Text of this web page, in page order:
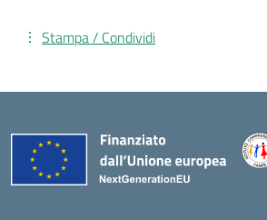
Stampa / Condividi